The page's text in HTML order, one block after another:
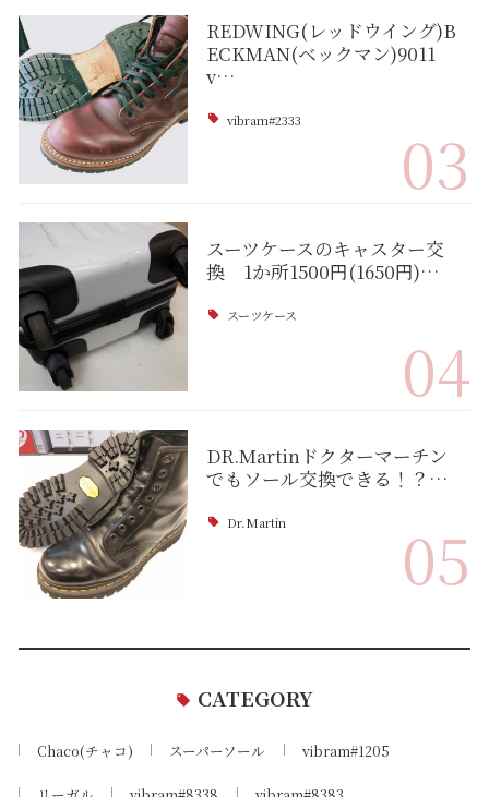
REDWING(レッドウイング)B
ECKMAN(ベックマン)9011
v…
vibram#2333 03
スーツケースのキャスター交
換 1か所1500円(1650円)…
スーツケース
04
DR.Martinドクターマーチン
でもソール交換できる！？…
Dr.Martin 05
CATEGORY
Chaco(チャコ) スーパーソール vibram#1205